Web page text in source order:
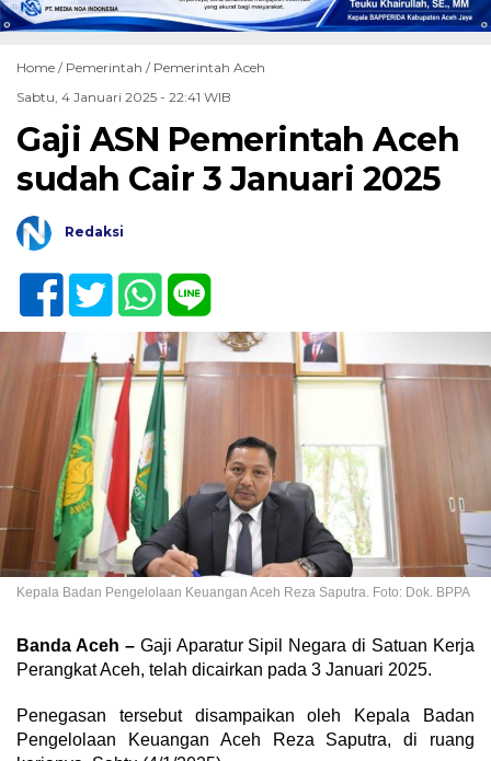
Home / Pemerintah / Pemerintah Aceh
Sabtu, 4 Januari 2025 - 22:41 WIB
Gaji ASN Pemerintah Aceh
sudah Cair 3 Januari 2025
Redaksi
Kepala Badan Pengelolaan Keuangan Aceh Reza Saputra. Foto: Dok. BPPA
Banda Aceh –Gaji Aparatur Sipil Negara di Satuan Kerja
Perangkat Aceh, telah dicairkan pada 3 Januari 2025.
Penegasan tersebut disampaikan oleh Kepala Badan
Pengelolaan Keuangan Aceh Reza Saputra, di ruang